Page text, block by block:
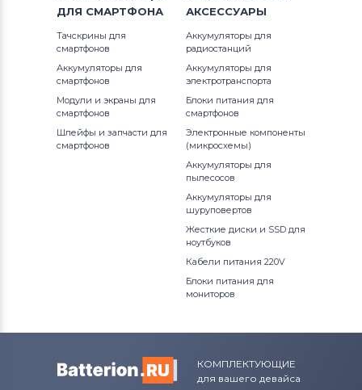
КлавиатурыAcer
Клавиатуры Универсальный
Клавиатуры
Клавиатуры Alienware
Клавиатуры
Studio
Studio 14
Studio XPS
Vostro
Vostro 15
ДЛЯ СМАРТФОНА
Тачскрины для
смартфонов
Аккумуляторы для
смартфонов
Модули и экраны для
смартфонов
Шлейфы и запчасти для
смартфонов
АКСЕССУАРЫ
Аккумуляторы для
радиостанций
Аккумуляторы для
электротранспорта
Блоки питания для
смартфонов
Электронные компоненты
(микросхемы)
Аккумуляторы для
пылесосов
Аккумуляторы для
шуруповертов
Жесткие диски и SSD для
ноутбуков
Кабели питания 220V
Блоки питания для
мониторов
КОМПЛЕКТУЮЩИЕ
для вашего девайса